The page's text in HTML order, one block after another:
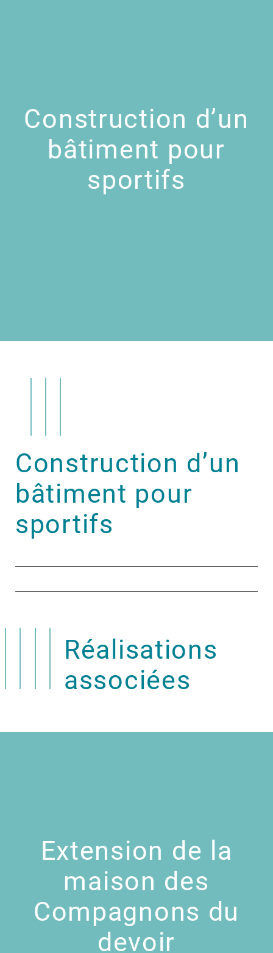
Construction d’un
bâtiment pour
sportifs
Construction d’un
bâtiment pour
sportifs
Réalisations
associées
Extension de la
maison des
Compagnons du
devoir